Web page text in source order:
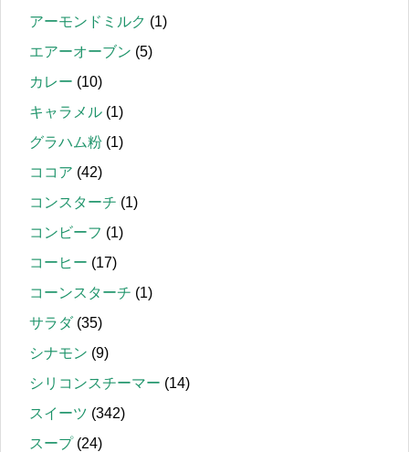
アーモンドミルク (1)
エアーオーブン (5)
カレー (10)
キャラメル (1)
グラハム粉 (1)
ココア (42)
コンスターチ (1)
コンビーフ (1)
コーヒー (17)
コーンスターチ (1)
サラダ(35)
シナモン (9)
シリコンスチーマー (14)
スイーツ (342)
スープ(24)